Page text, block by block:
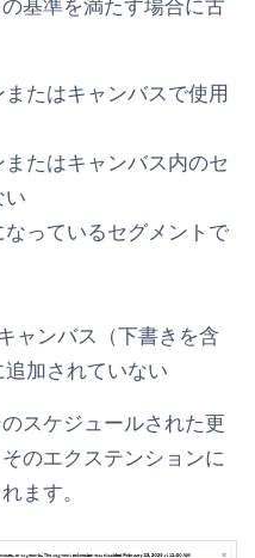
基準を満たす場合に古
たはキャンバスで使用
たはキャンバス内のセ
い
っているセグメントで
ャンバス（下書きを含
加されていない
スケジュールされた更
のエクステンションに
ます。